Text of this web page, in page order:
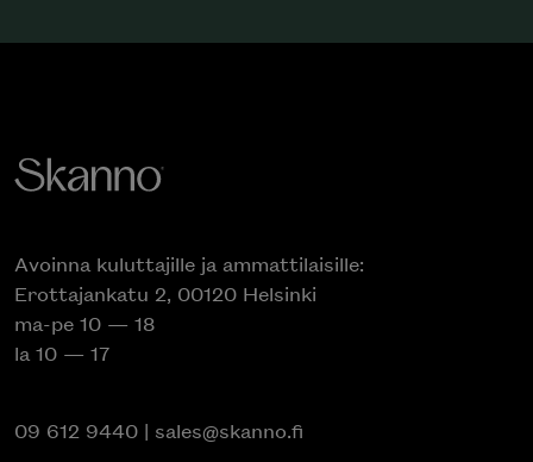
Avoinna kuluttajille ja ammattilaisille:
Erottajankatu 2, 00120 Helsinki
ma-pe 10 — 18
la 10 — 17
09 612 9440 | sales@skanno.fi